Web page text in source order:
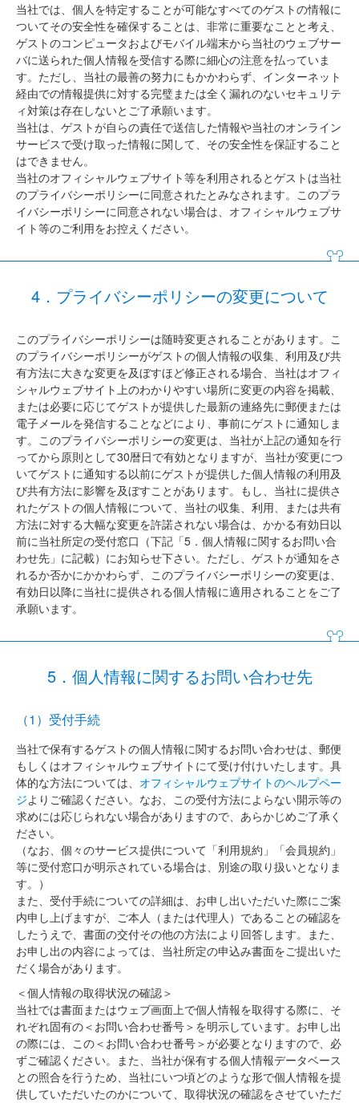
当社では、個人を特定することが可能なすべてのゲストの情報に
ついてその安全性を確保することは、非常に重要なことと考え、
ゲストのコンピュータおよびモバイル端末から当社のウェブサー
バに送られた個人情報を受信する際に細心の注意を払っていま
す。ただし、当社の最善の努力にもかかわらず、インターネット
経由での情報提供に対する完璧または全く漏れのないセキュリテ
ィ対策は存在しないとご了承願います。
当社は、ゲストが自らの責任で送信した情報や当社のオンライン
サービスで受け取った情報に関して、その安全性を保証すること
はできません。
当社のオフィシャルウェブサイト等を利用されるとゲストは当社
のプライバシーポリシーに同意されたとみなされます。このプラ
イバシーポリシーに同意されない場合は、オフィシャルウェブサ
イト等のご利用をお控えください。
4．プライバシーポリシーの変更について
このプライバシーポリシーは随時変更されることがあります。こ
のプライバシーポリシーがゲストの個人情報の収集、利用及び共
有方法に大きな変更を及ぼすほど修正される場合、当社はオフィ
シャルウェブサイト上のわかりやすい場所に変更の内容を掲載、
または必要に応じてゲストが提供した最新の連絡先に郵便または
電子メールを発信することなどにより、事前にゲストに通知しま
す。このプライバシーポリシーの変更は、当社が上記の通知を行
ってから原則として30暦日で有効となりますが、当社が変更につ
いてゲストに通知する以前にゲストが提供した個人情報の利用及
び共有方法に影響を及ぼすことがあります。もし、当社に提供さ
れたゲストの個人情報について、当社の収集、利用、または共有
方法に対する大幅な変更を許諾されない場合は、かかる有効日以
前に当社所定の受付窓口（下記「5．個人情報に関するお問い合
わせ先」に記載）にお知らせ下さい。ただし、ゲストが通知をさ
れるか否かにかかわらず、このプライバシーポリシーの変更は、
有効日以降に当社に提供される個人情報に適用されることをご了
承願います。
5．個人情報に関するお問い合わせ先
（1）受付手続
当社で保有するゲストの個人情報に関するお問い合わせは、郵便
もしくはオフィシャルウェブサイトにて受け付けいたします。具
体的な方法については、 オフィシャルウェブサイトのヘルプペー
ジよりご確認ください。なお、この受付方法によらない開示等の
求めには応じられない場合がありますので、あらかじめご了承く
ださい。
（なお、個々のサービス提供について「利用規約」「会員規約」
等に受付窓口が明示されている場合は、別途の取り扱いとなりま
す。）
また、受付手続についての詳細は、お申し出いただいた際にご案
内申し上げますが、ご本人（または代理人）であることの確認を
したうえで、書面の交付その他の方法により回答します。また、
お申し出の内容によっては、当社所定の申込み書面をご提出いた
だく場合があります。
＜個人情報の取得状況の確認＞
当社では書面またはウェブ画面上で個人情報を取得する際に、そ
れぞれ固有の＜お問い合わせ番号＞を明示しています。お申し出
の際には、この＜お問い合わせ番号＞が必要となりますので、必
ずご確認ください。また、当社が保有する個人情報データベース
との照合を行うため、当社にいつ頃どのような形で個人情報を提
供していただいたのかについて、取得状況の確認をさせていただ